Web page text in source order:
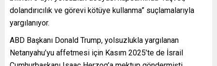
dolandırıcılık ve görevi kötüye kullanma” suçlamalarıyla
yargılanıyor.
ABD Başkanı Donald Trump, yolsuzlukla yargılanan
Netanyahu’yu affetmesi için Kasım 2025’te de İsrail